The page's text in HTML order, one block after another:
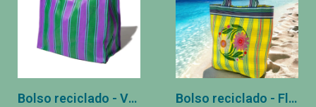
Bolso reciclado - Verde/Violet Bolso reciclado - Flores - Amarillo